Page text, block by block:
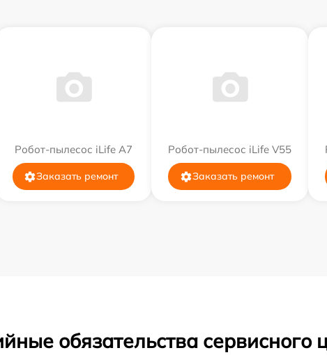
Робот-пылесос iLife A7
Заказать ремонт
Робот-пылесос iLife V55
Заказать ремонт
обязательства сервисного